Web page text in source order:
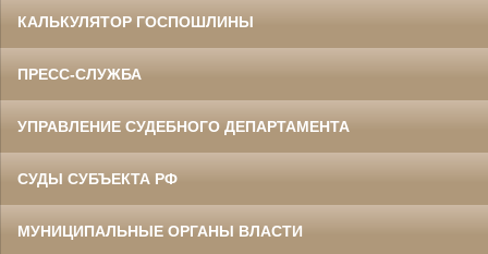
КАЛЬКУЛЯТОР ГОСПОШЛИНЫ
ПРЕСС-СЛУЖБА
УПРАВЛЕНИЕ СУДЕБНОГО ДЕПАРТАМЕНТА
СУДЫ СУБЪЕКТА РФ
МУНИЦИПАЛЬНЫЕ ОРГАНЫ ВЛАСТИ